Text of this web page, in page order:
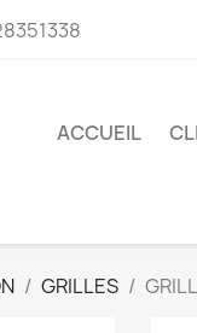
ACCUEIL
GRILLES